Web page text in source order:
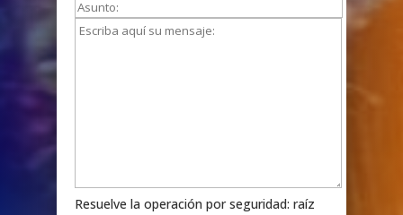
‎Resuelve la operación por seguridad: raíz